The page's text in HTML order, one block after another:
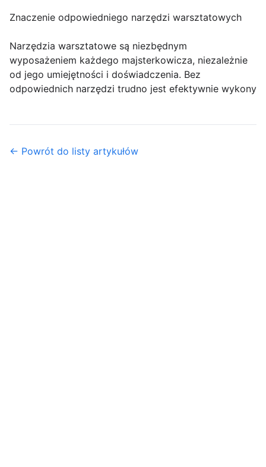
Znaczenie odpowiedniego narzędzi warsztatowych
Narzędzia warsztatowe są niezbędnym
wyposażeniem każdego majsterkowicza, niezależnie
od jego umiejętności i doświadczenia. Bez
odpowiednich narzędzi trudno jest efektywnie wykony
← Powrót do listy artykułów